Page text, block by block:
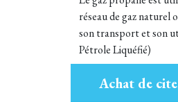
réseau de gaz naturel
son transport et son
Pétrole Liquéfié)
Achat de